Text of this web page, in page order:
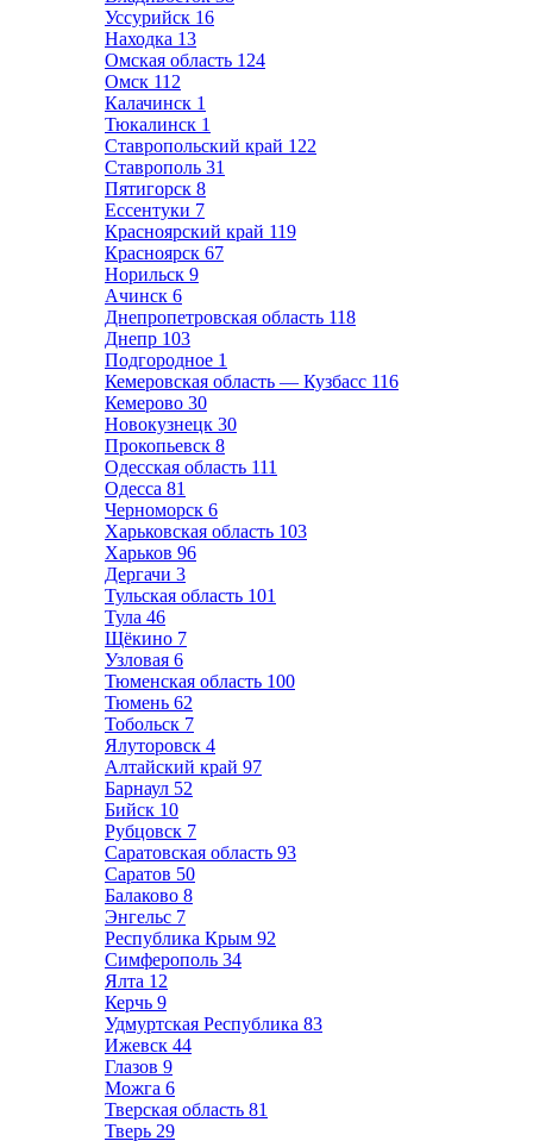
Уссурийск 16
Находка 13
Омская область 124
Омск 112
Калачинск 1
Тюкалинск 1
Ставропольский край 122
Ставрополь 31
Пятигорск 8
Ессентуки 7
Красноярский край 119
Красноярск 67
Норильск 9
Ачинск 6
Днепропетровская область 118
Днепр 103
Подгородное 1
Кемеровская область — Кузбасс 116
Кемерово 30
Новокузнецк 30
Прокопьевск 8
Одесская область 111
Одесса 81
Черноморск 6
Харьковская область 103
Харьков 96
Дергачи 3
Тульская область 101
Тула 46
Щёкино 7
Узловая 6
Тюменская область 100
Тюмень 62
Тобольск 7
Ялуторовск 4
Алтайский край 97
Барнаул 52
Бийск 10
Рубцовск 7
Саратовская область 93
Саратов 50
Балаково 8
Энгельс 7
Республика Крым 92
Симферополь 34
Ялта 12
Керчь 9
Удмуртская Республика 83
Ижевск 44
Глазов 9
Можга 6
Тверская область 81
Тверь 29